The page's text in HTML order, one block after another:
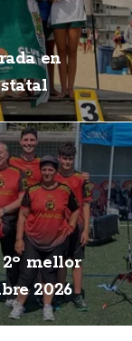
en
mellor
2026